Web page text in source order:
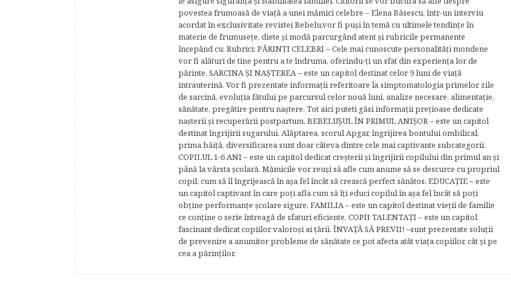
povestea frumoasă de viață a unei mămici celebre – Elena Băsescu, într-un interviu
acordat în exclusivitate revistei Bebelu,vor fi puşi în temă cu ultimele tendinţe în
materie de frumuseţe, diete şi modă parcurgând atent şi rubricile permanente
începând cu: Rubrici: PĂRINŢI CELEBRI – Cele mai cunoscute personalităţi mondene
vor fi alături de tine pentru a te îndruma, oferindu-ţi un sfat din experienţa lor de
părinte. SARCINA ŞI NAŞTEREA – este un capitol destinat celor 9 luni de viaţă
intrauterină. Vor fi prezentate informaţii referitoare la simptomatologia primelor zile
de sarcină, evoluţia fătului pe parcursul celor nouă luni, analize necesare, alimentaţie,
sănătate, pregătire pentru naştere. Tot aici puteti găsi informaţii preţioase dedicate
naşterii şi recuperării postpartum. BEBELUŞUL ÎN PRIMUL ANIŞOR – este un capitol
destinat îngrijirii sugarului. Alăptarea, scorul Apgar, îngrijirea bontului ombilical,
prima băiţă, diversificarea sunt doar câteva dintre cele mai captivante subcategorii.
COPILUL 1-6 ANI – este un capitol dedicat creşterii şi îngrijirii copilului din primul an şi
până la vârsta şcolară. Mămicile vor reuşi să afle cum anume să se descurce cu propriul
copil, cum să îl îngrijească în aşa fel încât să crească perfect sănătos. EDUCAŢIE – este
un capitol captivant în care poţi afla cum să îţi educi copilul în aşa fel încât să poţi
obţine performanţe şcolare sigure. FAMILIA – este un capitol destinat vieţii de familie
ce conţine o serie întreagă de sfaturi eficiente. COPII TALENTAŢI – este un capitol
fascinant dedicat copiilor valoroși ai țării. ÎNVAŢĂ SĂ PREVII! –sunt prezentate soluţii
de prevenire a anumitor probleme de sănătate ce pot afecta atât viaţa copiilor, cât şi pe
cea a părinţilor.